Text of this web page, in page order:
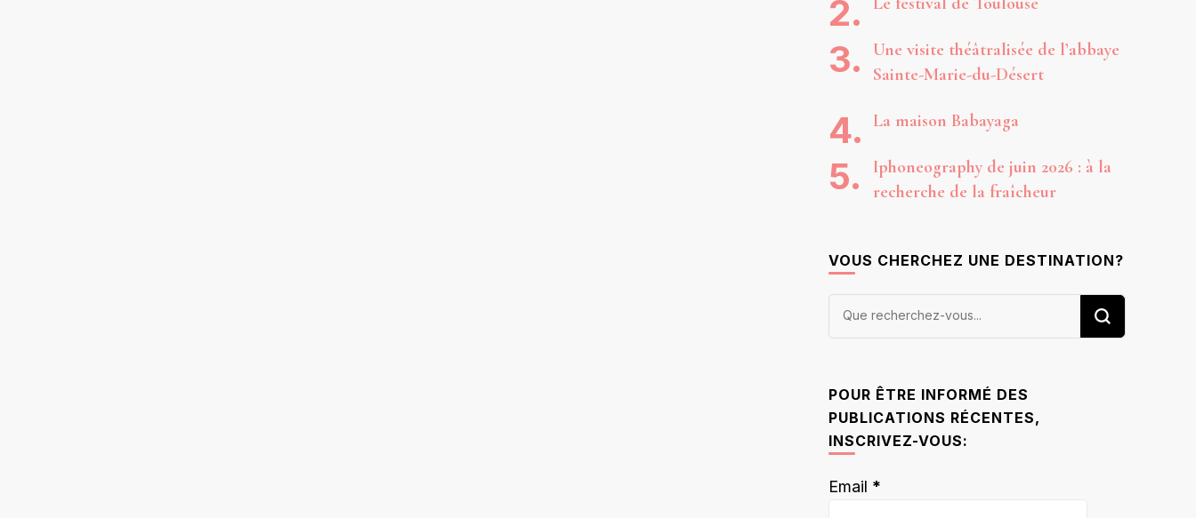
Une visite théâtralisée de l’abbaye
Sainte-Marie-du-Désert
La maison Babayaga
Iphoneography de juin 2026 : à la
recherche de la fraîcheur
VOUS CHERCHEZ UNE DESTINATION?
Vous
POUR ÊTRE INFORMÉ DES
PUBLICATIONS RÉCENTES,
INSCRIVEZ-VOUS:
Email *